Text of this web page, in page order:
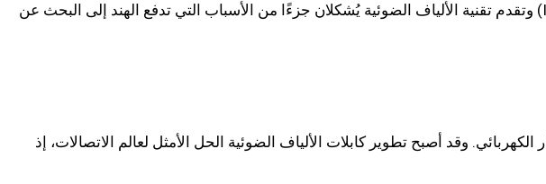
علاوةً على ذلك، يشهد عدد شبكات الألياف الضوئية المنزلية ازديادًا مستمرًا. كما أن ظهور إنترنت الأشياء (IoT) وتقدم تقنية الألياف الضوئية يُشكلان جزءًا من الأسباب التي تدفع الهند إلى البحث عن
وقد أصبح تطوير كابلات الألياف الضوئية الحل الأمثل لعالم الاتصالات، إذ